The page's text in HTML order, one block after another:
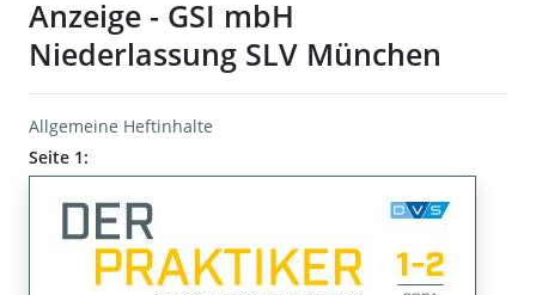
Anzeige - GSI mbH
Niederlassung SLV München
Allgemeine Heftinhalte
Seite 1: